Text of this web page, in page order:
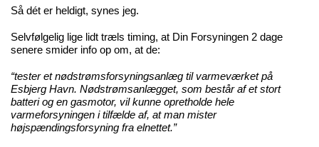
Så dét er heldigt, synes jeg.
Selvfølgelig lige lidt træls timing, at Din Forsyningen 2 dage
senere smider info op om, at de:
“tester et nødstrømsforsyningsanlæg til varmeværket på
Esbjerg Havn. Nødstrømsanlægget, som består af et stort
batteri og en gasmotor, vil kunne opretholde hele
varmeforsyningen i tilfælde af, at man mister
højspændingsforsyning fra elnettet.”